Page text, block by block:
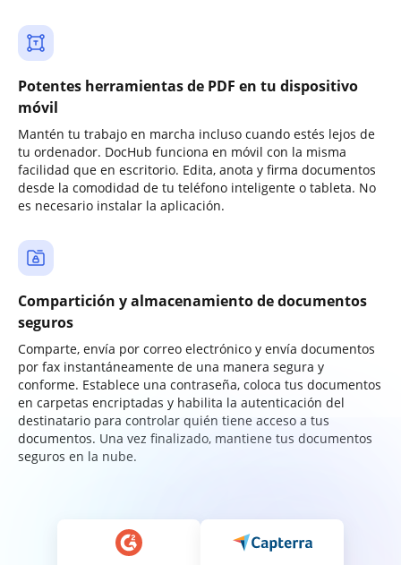
Potentes herramientas de PDF en tu dispositivo
móvil
Mantén tu trabajo en marcha incluso cuando estés lejos de
tu ordenador. DocHub funciona en móvil con la misma
facilidad que en escritorio. Edita, anota y firma documentos
desde la comodidad de tu teléfono inteligente o tableta. No
es necesario instalar la aplicación.
Compartición y almacenamiento de documentos
seguros
Comparte, envía por correo electrónico y envía documentos
por fax instantáneamente de una manera segura y
conforme. Establece una contraseña, coloca tus documentos
en carpetas encriptadas y habilita la autenticación del
destinatario para controlar quién tiene acceso a tus
documentos. Una vez finalizado, mantiene tus documentos
seguros en la nube.